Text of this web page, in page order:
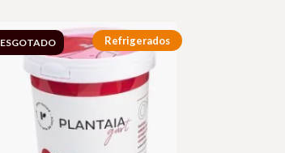
Refrigerados
ESGOTADO